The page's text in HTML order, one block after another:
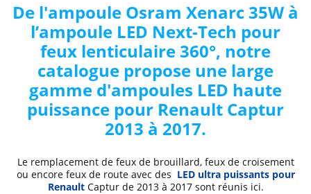
De l'ampoule Osram Xenarc 35W à
l’ampoule LED Next-Tech pour
feux lenticulaire 360°, notre
catalogue propose une large
gamme d'ampoules LED haute
puissance pour Renault Captur
2013 à 2017.
Le remplacement de feux de brouillard, feux de croisement
ou encore feux de route avec des LED ultra puissants pour
RenaultCaptur de 2013 à 2017 sont réunis ici.